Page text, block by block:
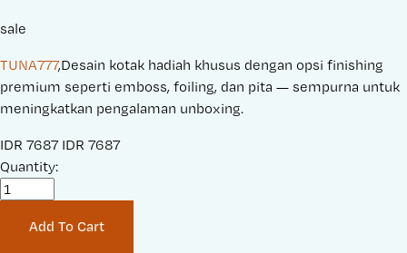
sale
TUNA777,Desain kotak hadiah khusus dengan opsi finishing
premium seperti emboss, foiling, dan pita — sempurna untuk
meningkatkan pengalaman unboxing.
S
a
IDR 7687 O
i
IDR 7687
Quantity:
Add To Cart